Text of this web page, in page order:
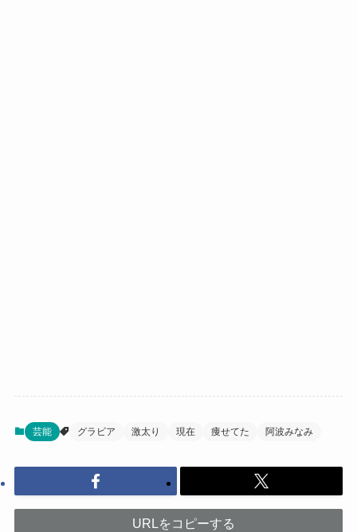
芸能 グラビア 激太り 現在 痩せてた 阿波みなみ
URLをコピーする